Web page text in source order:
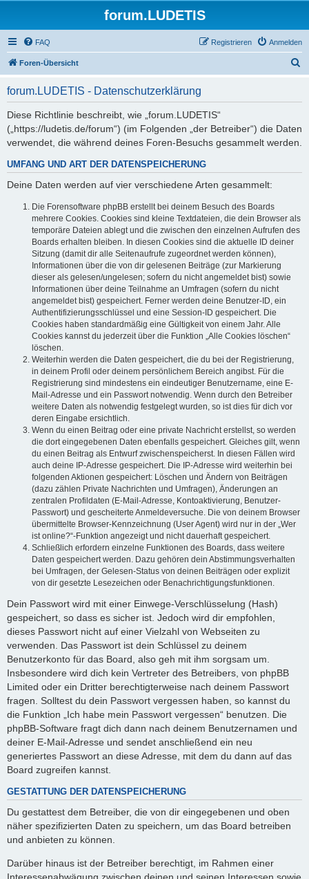
forum.LUDETIS
FAQ Anmelden
Registrieren
Foren-Übersicht
forum.LUDETIS - Datenschutzerklärung
Diese Richtlinie beschreibt, wie „forum.LUDETIS“
(„https://ludetis.de/forum“) (im Folgenden „der Betreiber“) die Daten
verwendet, die während deines Foren-Besuchs gesammelt werden.
UMFANG UND ART DER DATENSPEICHERUNG
Deine Daten werden auf vier verschiedene Arten gesammelt:
Die Forensoftware phpBB erstellt bei deinem Besuch des Boards
mehrere Cookies. Cookies sind kleine Textdateien, die dein Browser als
temporäre Dateien ablegt und die zwischen den einzelnen Aufrufen des
Boards erhalten bleiben. In diesen Cookies sind die aktuelle ID deiner
Sitzung (damit dir alle Seitenaufrufe zugeordnet werden können),
Informationen über die von dir gelesenen Beiträge (zur Markierung
dieser als gelesen/ungelesen; sofern du nicht angemeldet bist) sowie
Informationen über deine Teilnahme an Umfragen (sofern du nicht
angemeldet bist) gespeichert. Ferner werden deine Benutzer-ID, ein
Authentifizierungsschlüssel und eine Session-ID gespeichert. Die
Cookies haben standardmäßig eine Gültigkeit von einem Jahr. Alle
Cookies kannst du jederzeit über die Funktion „Alle Cookies löschen“
löschen.
Weiterhin werden die Daten gespeichert, die du bei der Registrierung,
in deinem Profil oder deinem persönlichem Bereich angibst. Für die
Registrierung sind mindestens ein eindeutiger Benutzername, eine E-
Mail-Adresse und ein Passwort notwendig. Wenn durch den Betreiber
weitere Daten als notwendig festgelegt wurden, so ist dies für dich vor
deren Eingabe ersichtlich.
Wenn du einen Beitrag oder eine private Nachricht erstellst, so werden
die dort eingegebenen Daten ebenfalls gespeichert. Gleiches gilt, wenn
du einen Beitrag als Entwurf zwischenspeicherst. In diesen Fällen wird
auch deine IP-Adresse gespeichert. Die IP-Adresse wird weiterhin bei
folgenden Aktionen gespeichert: Löschen und Ändern von Beiträgen
(dazu zählen Private Nachrichten und Umfragen), Änderungen an
zentralen Profildaten (E-Mail-Adresse, Kontoaktivierung, Benutzer-
Passwort) und gescheiterte Anmeldeversuche. Die von deinem Browser
übermittelte Browser-Kennzeichnung (User Agent) wird nur in der „Wer
ist online?“-Funktion angezeigt und nicht dauerhaft gespeichert.
Schließlich erfordern einzelne Funktionen des Boards, dass weitere
Daten gespeichert werden. Dazu gehören dein Abstimmungsverhalten
bei Umfragen, der Gelesen-Status von deinen Beiträgen oder explizit
von dir gesetzte Lesezeichen oder Benachrichtigungsfunktionen.
Dein Passwort wird mit einer Einwege-Verschlüsselung (Hash)
gespeichert, so dass es sicher ist. Jedoch wird dir empfohlen,
dieses Passwort nicht auf einer Vielzahl von Webseiten zu
verwenden. Das Passwort ist dein Schlüssel zu deinem
Benutzerkonto für das Board, also geh mit ihm sorgsam um.
Insbesondere wird dich kein Vertreter des Betreibers, von phpBB
Limited oder ein Dritter berechtigterweise nach deinem Passwort
fragen. Solltest du dein Passwort vergessen haben, so kannst du
die Funktion „Ich habe mein Passwort vergessen“ benutzen. Die
phpBB-Software fragt dich dann nach deinem Benutzernamen und
deiner E-Mail-Adresse und sendet anschließend ein neu
generiertes Passwort an diese Adresse, mit dem du dann auf das
Board zugreifen kannst.
GESTATTUNG DER DATENSPEICHERUNG
Du gestattest dem Betreiber, die von dir eingegebenen und oben
näher spezifizierten Daten zu speichern, um das Board betreiben
und anbieten zu können.
Darüber hinaus ist der Betreiber berechtigt, im Rahmen einer